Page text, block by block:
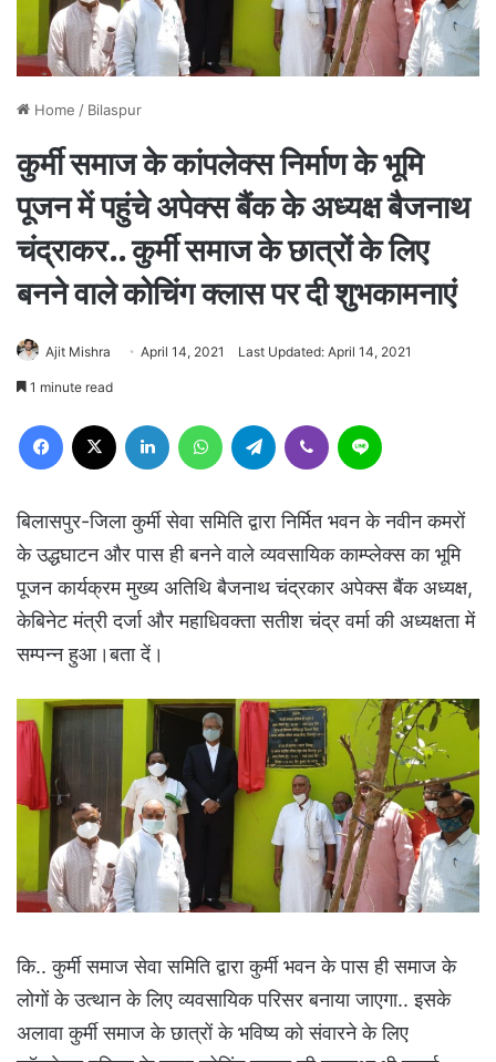
Home / Bilaspur
कुर्मी समाज के कांपलेक्स निर्माण के भूमि
पूजन में पहुंचे अपेक्स बैंक के अध्यक्ष बैजनाथ
चंद्राकर.. कुर्मी समाज के छात्रों के लिए
बनने वाले कोचिंग क्लास पर दी शुभकामनाएं
Ajit Mishra April 14, 2021 Last Updated: April 14, 2021
1 minute read
Facebook LinkedIn WhatsAppTelegram Viber
बिलासपुर-जिला कुर्मी सेवा समिति द्वारा निर्मित भवन के नवीन कमरों
के उद्धघाटन और पास ही बनने वाले व्यवसायिक काम्प्लेक्स का भूमि
पूजन कार्यक्रम मुख्य अतिथि बैजनाथ चंद्रकार अपेक्स बैंक अध्यक्ष,
केबिनेट मंत्री दर्जा और महाधिवक्ता सतीश चंद्र वर्मा की अध्यक्षता में
सम्पन्न हुआ।बता दें।
कि.. कुर्मी समाज सेवा समिति द्वारा कुर्मी भवन के पास ही समाज के
लोगों के उत्थान के लिए व्यवसायिक परिसर बनाया जाएगा.. इसके
अलावा कुर्मी समाज के छात्रों के भविष्य को संवारने के लिए